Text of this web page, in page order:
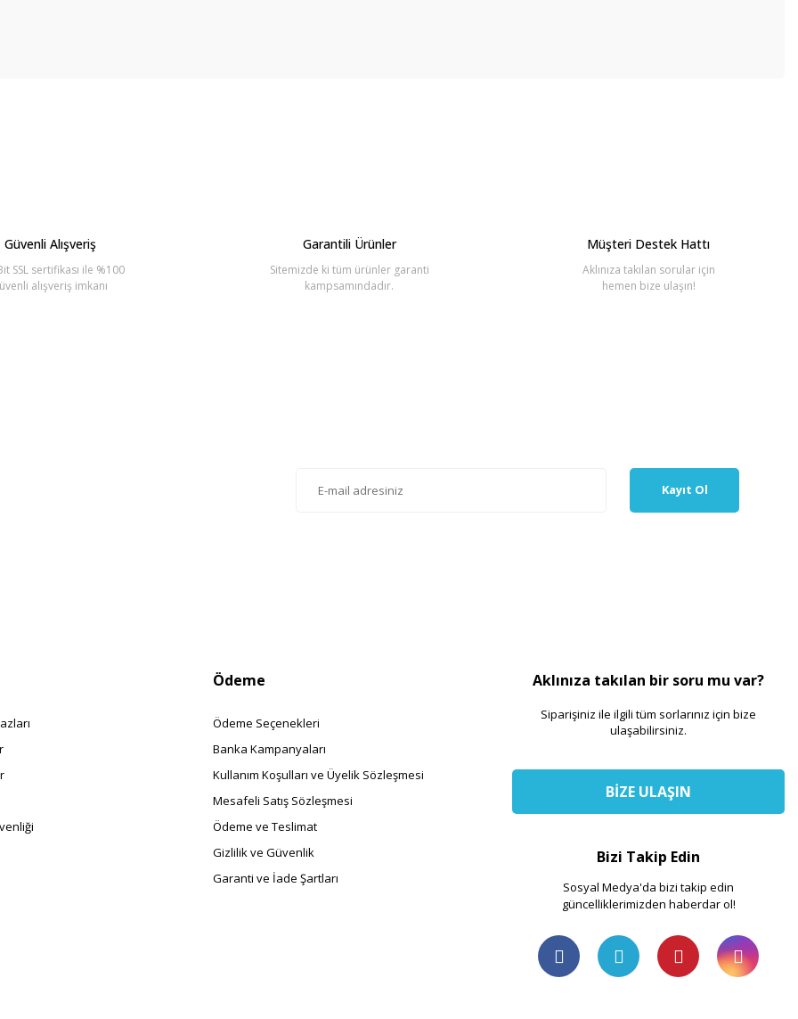
Güvenli Alışveriş
SSL sertifikası ile %100
alışveriş imkanı
Garantili Ürünler
Sitemizde ki tüm ürünler garanti
kampsamındadır.
Müşteri Destek Hattı
Aklınıza takılan sorular için
hemen bize ulaşın!
Kayıt Ol
Ödeme
Ödeme Seçenekleri
Banka Kampanyaları
Kullanım Koşulları ve Üyelik Sözleşmesi
Mesafeli Satış Sözleşmesi
Ödeme ve Teslimat
Gizlilik ve Güvenlik
Garanti ve İade Şartları
Aklınıza takılan bir soru mu var?
Siparişiniz ile ilgili tüm sorlarınız için bize
ulaşabilirsiniz.
BİZE ULAŞIN
Bizi Takip Edin
Sosyal Medya'da bizi takip edin
güncelliklerimizden haberdar ol!